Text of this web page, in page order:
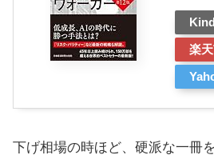
楽
下げ相場の時ほど、硬派な一冊